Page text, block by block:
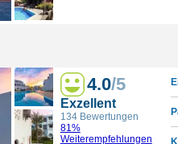
4.0/5
Exzellent
134 Bewertungen
81%
Weiterempfehlungen